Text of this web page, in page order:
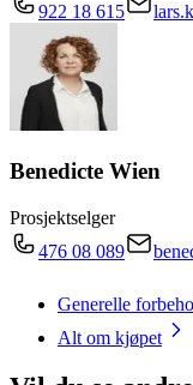
922 18 615
Benedicte Wien
Prosjektselger
476 08 089
Generelle
Alt om kjøpet